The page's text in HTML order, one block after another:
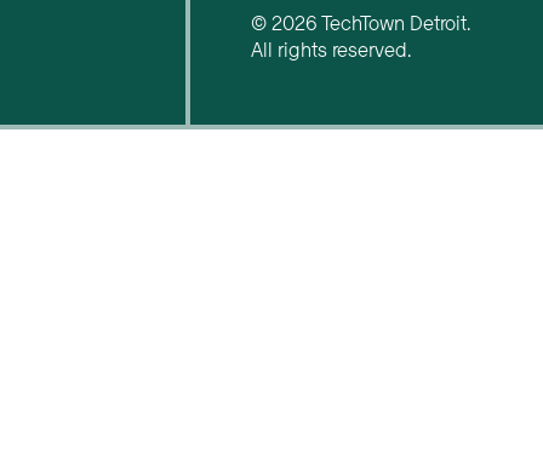
© 2026 TechTown Detroit.
All rights reserved.